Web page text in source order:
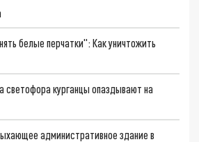
белые перчатки": Как уничтожить
светофора курганцы опаздывают на
административное здание в